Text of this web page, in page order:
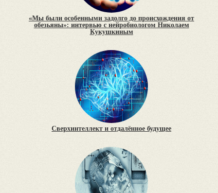
«Мы были особенными задолго до происхождения от
обезьяны»: интервью с нейробиологом Николаем
Кукушкиным
Сверхинтеллект и отдалённое будущее